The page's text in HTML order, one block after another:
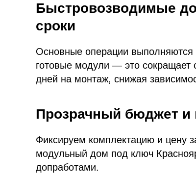
Быстровозводимые
сроки
Основные операции выполняются
готовые модули — это сокращает
дней на монтаж, снижая
Прозрачный бюджет и
Фиксируем комплектацию и цену
модульный дом под ключ
допработами.